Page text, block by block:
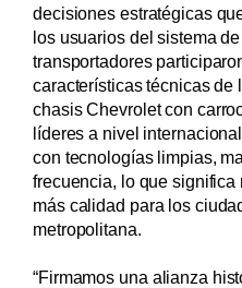
decisiones estratégicas
los usuarios del sistema
transportadores
características técnicas de
chasis Chevrolet con
líderes a nivel
con tecnologías limpias,
frecuencia, lo que
más calidad para los
metropolitana.
“Firmamos una alianza